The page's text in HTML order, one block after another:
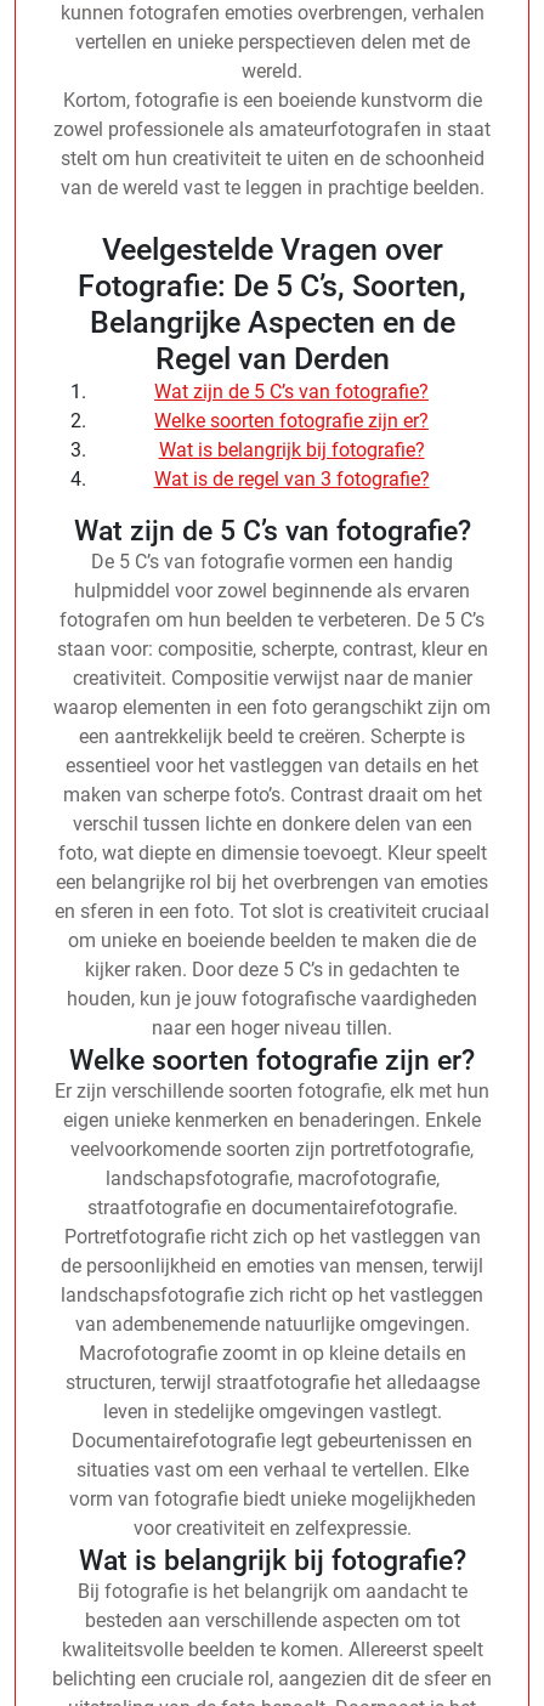
kunnen fotografen emoties overbrengen, verhalen
vertellen en unieke perspectieven delen met de
wereld.
Kortom, fotografie is een boeiende kunstvorm die
zowel professionele als amateurfotografen in staat
stelt om hun creativiteit te uiten en de schoonheid
van de wereld vast te leggen in prachtige beelden.
Veelgestelde Vragen over
Fotografie: De 5 C’s, Soorten,
Belangrijke Aspecten en de
Regel van Derden
Wat zijn de 5 C’s van fotografie?
Welke soorten fotografie zijn er?
Wat is belangrijk bij fotografie?
Wat is de regel van 3 fotografie?
Wat zijn de 5 C’s van fotografie?
De 5 C’s van fotografie vormen een handig
hulpmiddel voor zowel beginnende als ervaren
fotografen om hun beelden te verbeteren. De 5 C’s
staan voor: compositie, scherpte, contrast, kleur en
creativiteit. Compositie verwijst naar de manier
waarop elementen in een foto gerangschikt zijn om
een aantrekkelijk beeld te creëren. Scherpte is
essentieel voor het vastleggen van details en het
maken van scherpe foto’s. Contrast draait om het
verschil tussen lichte en donkere delen van een
foto, wat diepte en dimensie toevoegt. Kleur speelt
een belangrijke rol bij het overbrengen van emoties
en sferen in een foto. Tot slot is creativiteit cruciaal
om unieke en boeiende beelden te maken die de
kijker raken. Door deze 5 C’s in gedachten te
houden, kun je jouw fotografische vaardigheden
naar een hoger niveau tillen.
Welke soorten fotografie zijn er?
Er zijn verschillende soorten fotografie, elk met hun
eigen unieke kenmerken en benaderingen. Enkele
veelvoorkomende soorten zijn portretfotografie,
landschapsfotografie, macrofotografie,
straatfotografie en documentairefotografie.
Portretfotografie richt zich op het vastleggen van
de persoonlijkheid en emoties van mensen, terwijl
landschapsfotografie zich richt op het vastleggen
van adembenemende natuurlijke omgevingen.
Macrofotografie zoomt in op kleine details en
structuren, terwijl straatfotografie het alledaagse
leven in stedelijke omgevingen vastlegt.
Documentairefotografie legt gebeurtenissen en
situaties vast om een verhaal te vertellen. Elke
vorm van fotografie biedt unieke mogelijkheden
voor creativiteit en zelfexpressie.
Wat is belangrijk bij fotografie?
Bij fotografie is het belangrijk om aandacht te
besteden aan verschillende aspecten om tot
kwaliteitsvolle beelden te komen. Allereerst speelt
belichting een cruciale rol, aangezien dit de sfeer en